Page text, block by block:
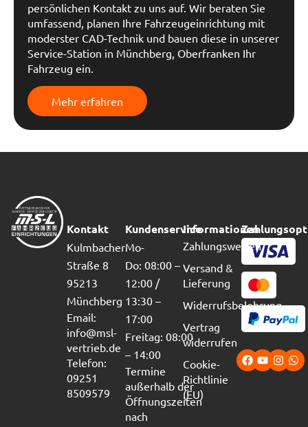
persönlichen Kontakt zu uns auf. Wir beraten Sie
umfassend, planen Ihre Fahrzeugeinrichtung mit
moderster CAD-Technik und bauen diese in unserer
Service-Station in Münchberg, Oberfranken Ihr
Fahrzeug ein.
Mehr erfahren
Kontakt
Kulmbacher
Straße 8
95213
Münchberg
Email:
info@msl-
vertrieb.de
Telefon:
09251
8509579
Kundenservice
Mo-
Do: 08:00 –
12:00 /
13:30 –
17:00
Freitag: 08:00
– 14:00
Termine
außerhalb der
Öffnungszeiten
nach
Informationen
Zahlungsweisen
Versand &
Lieferung
Widerrufsbelehrung
Vertrag
widerrufen
Cookie-
Richtlinie
(EU)